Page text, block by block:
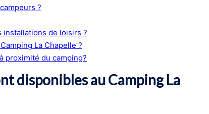
?
installations de loisirs ?
La Chapelle ?
proximité du camping?
disponibles au Camping La